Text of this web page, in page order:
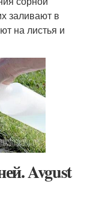
заливают в
на листья и
Avgust